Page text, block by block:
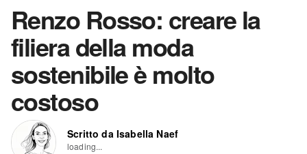
Renzo Rosso: creare la
filiera della moda
sostenibile è molto
costoso
Scritto da Isabella Naef
loading...